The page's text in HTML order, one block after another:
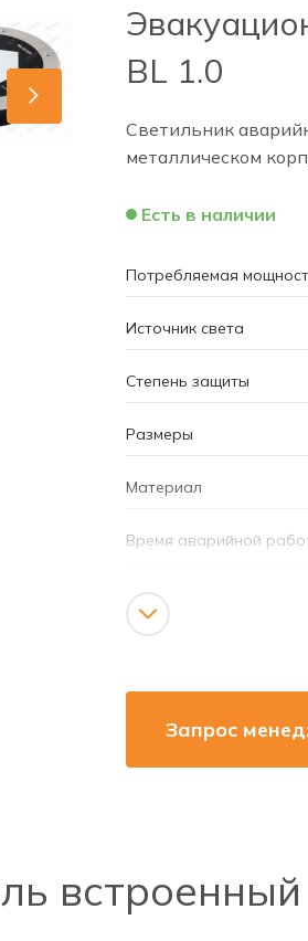
BL 1.0
Светильник
металлическом
Есть в наличии
Потребляемая
Источник света
Степень защиты
Размеры
Материал
Время аварийной
Напряжение сети
Запрос